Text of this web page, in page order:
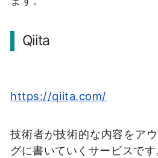
Qiita
https://qiita.com/
技術者が技術的な内容をア
グに書いていくサービスです